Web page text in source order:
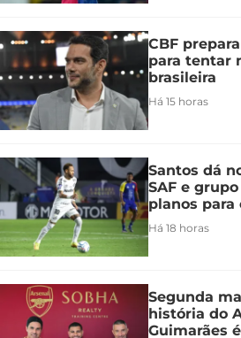
CBF
para tentar
brasileira
Há 15 horas
Santos dá
SAF e
planos para
Há 18 horas
Segunda
história do
Guimarães